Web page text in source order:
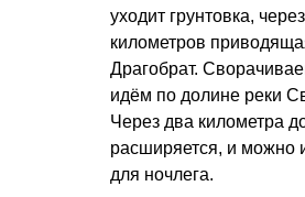
уходит грунтовка,
километров
Драгобрат.
идём по долине реки
Через два километра
расширяется, и можно
для ночлега.